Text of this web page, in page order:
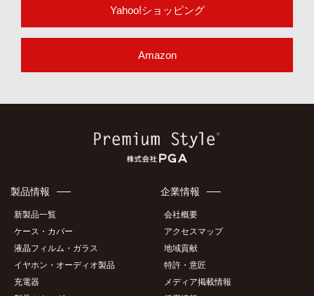
Yahoo!ショッピング
Amazon
製品情報
新製品一覧
ケース・カバー
液晶フィルム・ガラス
イヤホン・オーディオ製品
充電器
企業情報
会社概要
アクセスマップ
地域貢献
特許・意匠
メディア掲載情報